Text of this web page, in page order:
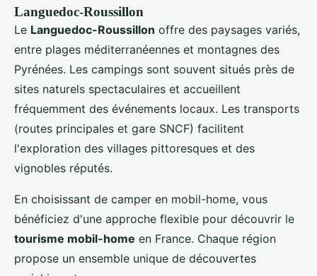
Languedoc-Roussillon
Le Languedoc-Roussillon offre des paysages variés,
entre plages méditerranéennes et montagnes des
Pyrénées. Les campings sont souvent situés près de
sites naturels spectaculaires et accueillent
fréquemment des événements locaux. Les transports
(routes principales et gare SNCF) facilitent
l'exploration des villages pittoresques et des
vignobles réputés.
En choisissant de camper en mobil-home, vous
bénéficiez d'une approche flexible pour découvrir le
tourisme mobil-home en France. Chaque région
propose un ensemble unique de découvertes